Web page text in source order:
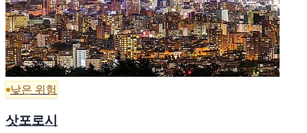
낮은 위험
삿포로시